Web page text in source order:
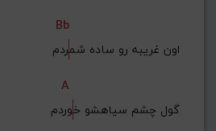
Bb
اون غریبه رو ساده شمردم
A
گول چشم سیاهشو خوردم